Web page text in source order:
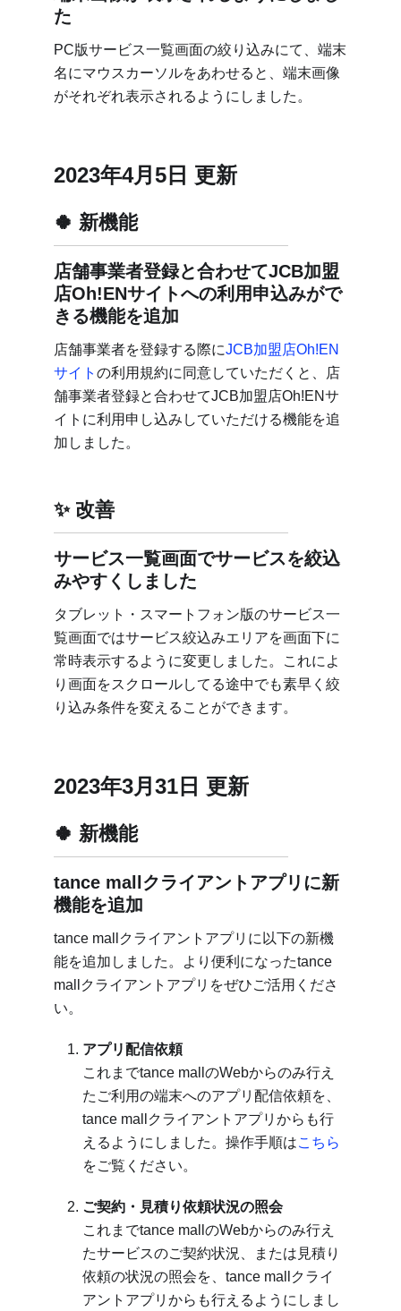
た
PC版サービス一覧画面の絞り込みにて、端末
名にマウスカーソルをあわせると、端末画像
がそれぞれ表示されるようにしました。
2023年4月5日 更新
新機能
店舗事業者登録と合わせてJCB加盟
店Oh!ENサイトへの利用申込みがで
きる機能を追加
店舗事業者を登録する際にJCB加盟店Oh!EN
サイト の利用規約に同意していただくと、店
舗事業者登録と合わせてJCB加盟店Oh!ENサ
イトに利用申し込みしていただける機能を追
加しました。
改善
サービス一覧画面でサービスを絞込
みやすくしました
タブレット・スマートフォン版のサービス一
覧画面ではサービス絞込みエリアを画面下に
常時表示するように変更しました。これによ
り画面をスクロールしてる途中でも素早く絞
り込み条件を変えることができます。
2023年3月31日 更新
新機能
tance mallクライアントアプリに新
機能を追加
tance mallクライアントアプリに以下の新機
能を追加しました。より便利になったtance
mallクライアントアプリをぜひご活用くださ
い。
アプリ配信依頼
これまでtance mallのWebからのみ行え
たご利用の端末へのアプリ配信依頼を、
tance mallクライアントアプリからも行
えるようにしました。操作手順はこちら
をご覧ください。
ご契約・見積り依頼状況の照会
これまでtance mallのWebからのみ行え
たサービスのご契約状況、または見積り
依頼の状況の照会を、tance mallクライ
アントアプリからも行えるようにしまし